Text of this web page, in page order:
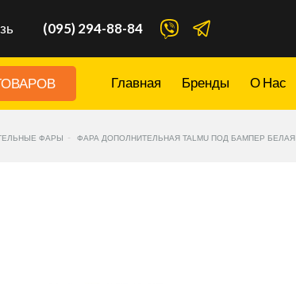
(095) 294-88-84
Главная Бренды О Нас
ФАРЫ ФАРА ДОПОЛНИТЕЛЬНАЯ TALMU ПОД БАМПЕР БЕЛАЯ